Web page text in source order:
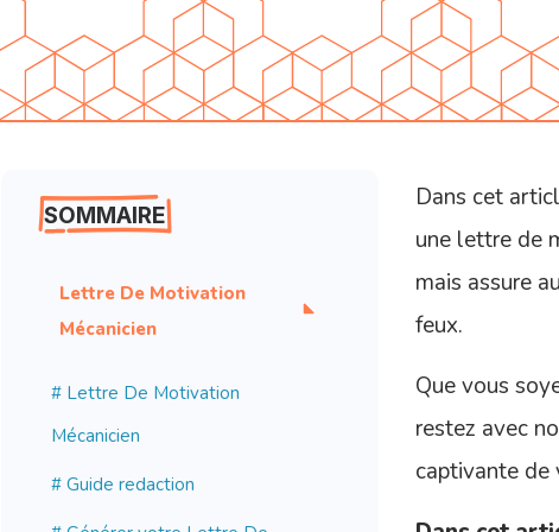
SOMMAIRE
Lettre De Motivation
Mécanicien
# Lettre De Motivation
Mécanicien
# Guide redaction
Dans cet
une lettre de
mais assure
feux.
Que vous
restez avec
captivante de